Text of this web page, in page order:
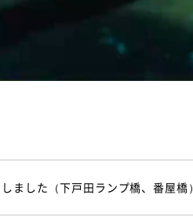
ました（下戸田ランプ橋、番屋橋）